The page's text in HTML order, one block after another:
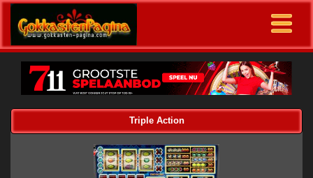
Triple Action